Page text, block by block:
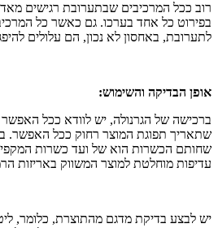
רוב ככל המרכיבים שבתערובת רגישים מאד
בפירוט כל אחד בערכו. גם כאשר כל
לתערובת, באחסון לא נכון, הם עלולים
אופן הבדיקה והשימוש:
ברכישה של הגרנולה, יש לוודא ככל
שתאריך תפוגת המוצר רחוק ככל האפשר.
שחותם הכשרות הוא של ועד כשרות
עדיפות מוחלטת למוצר המשווק באריזות
יש לבצע בדיקת מדגם מהתוצרת, כלומר,